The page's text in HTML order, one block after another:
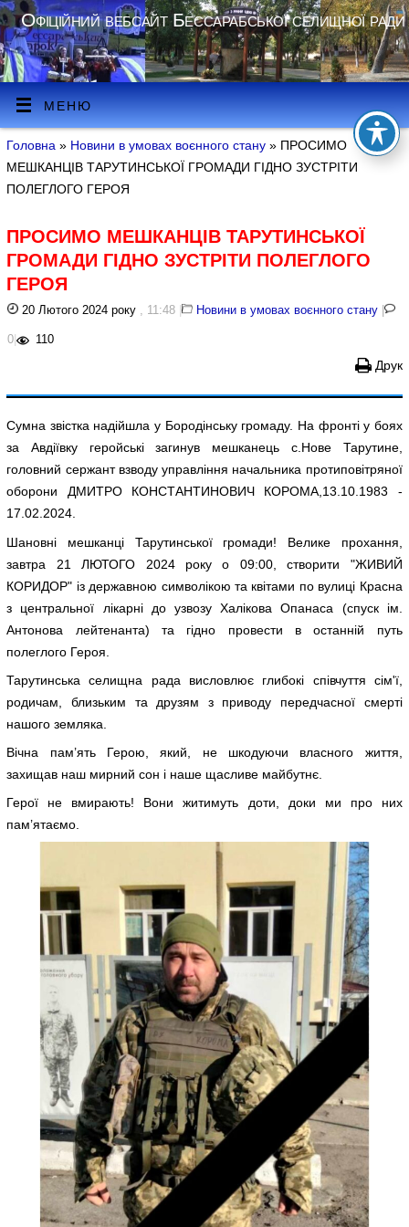
Офіційний вебсайт Бессарабської селищної ради
МЕНЮ
Головна » Новини в умовах воєнного стану » ПРОСИМО
МЕШКАНЦІВ ТАРУТИНСЬКОЇ ГРОМАДИ ГІДНО ЗУСТРІТИ
ПОЛЕГЛОГО ГЕРОЯ
ПРОСИМО МЕШКАНЦІВ ТАРУТИНСЬКОЇ
ГРОМАДИ ГІДНО ЗУСТРІТИ ПОЛЕГЛОГО
ГЕРОЯ
20 Лютого 2024 року , 11:48 | Новини в умовах воєнного стану |
0 | 110
Друк
Сумна звістка надійшла у Бородінську громаду. На фронті у боях
за Авдіївку геройські загинув мешканець с.Нове Тарутине,
головний сержант взводу управління начальника протиповітряної
оборони ДМИТРО КОНСТАНТИНОВИЧ КОРОМА,13.10.1983 -
17.02.2024.
Шановні мешканці Тарутинської громади! Велике прохання,
завтра 21 ЛЮТОГО 2024 року о 09:00, створити "ЖИВИЙ
КОРИДОР" із державною символікою та квітами по вулиці Красна
з центральної лікарні до узвозу Халікова Опанаса (спуск ім.
Антонова лейтенанта) та гідно провести в останній путь
полеглого Героя.
Тарутинська селищна рада висловлює глибокі співчуття сім'ї,
родичам, близьким та друзям з приводу передчасної смерті
нашого земляка.
Вічна пам’ять Герою, який, не шкодуючи власного життя,
захищав наш мирний сон і наше щасливе майбутнє.
Герої не вмирають! Вони житимуть доти, доки ми про них
пам’ятаємо.